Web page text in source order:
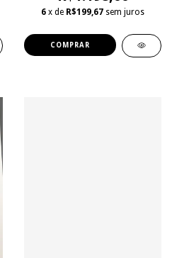
6 x de R$199,67 sem juros
COMPRAR